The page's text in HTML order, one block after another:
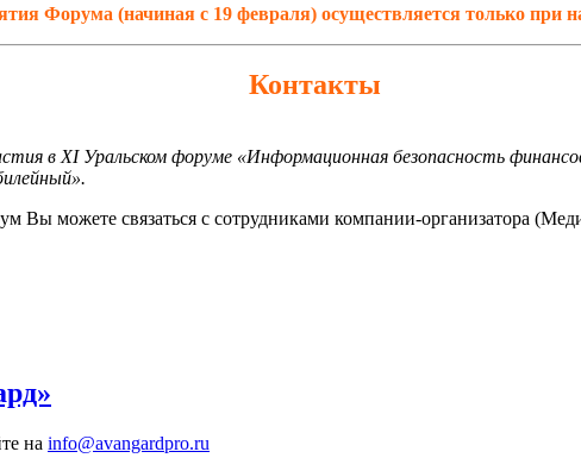
Форума (начиная с 19 февраля) осуществляется только при
Контакты
в XI Уральском форуме «Информационная безопасность
Вы можете связаться с сотрудниками компании-организатора
на info@avangardpro.ru